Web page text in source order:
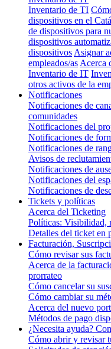
Inventario de TI
dispositivos en el
de dispositivos para
dispositivos
dispositivos Asignar
empleados/as Acerca
Inventario de IT
otros activos de la
Notificaciones
Notificaciones de
comunidades
Notificaciones del
Notificaciones de
Notificaciones de
Avisos de
Notificaciones de
Notificaciones del
Notificaciones de
Tickets y políticas
Acerca del Ticketing
Políticas: Visibilidad,
Detalles del ticket en
Facturación,
Cómo revisar sus
Acerca de la
prorrateo
Cómo cancelar su
Cómo cambiar su
Acerca del nuevo
Métodos de pago
¿Necesita ayuda?
Cómo abrir y revisar